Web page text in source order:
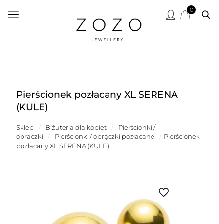
0
Pierścionek pozłacany XL SERENA
(KULE)
Sklep / Biżuteria dla kobiet /
Pierścionki /
obrączki
/ Pierścionki / obrączki pozłacane / Pierścionek
pozłacany XL SERENA (KULE)